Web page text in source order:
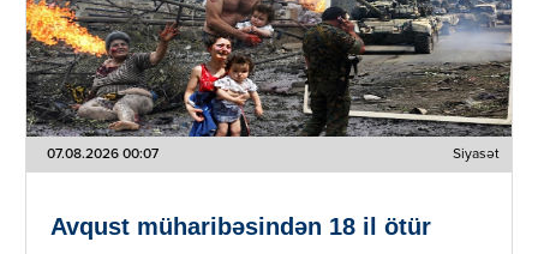
07.08.2026 00:07 Siyasət
Avqust müharibəsindən 18 il ötür